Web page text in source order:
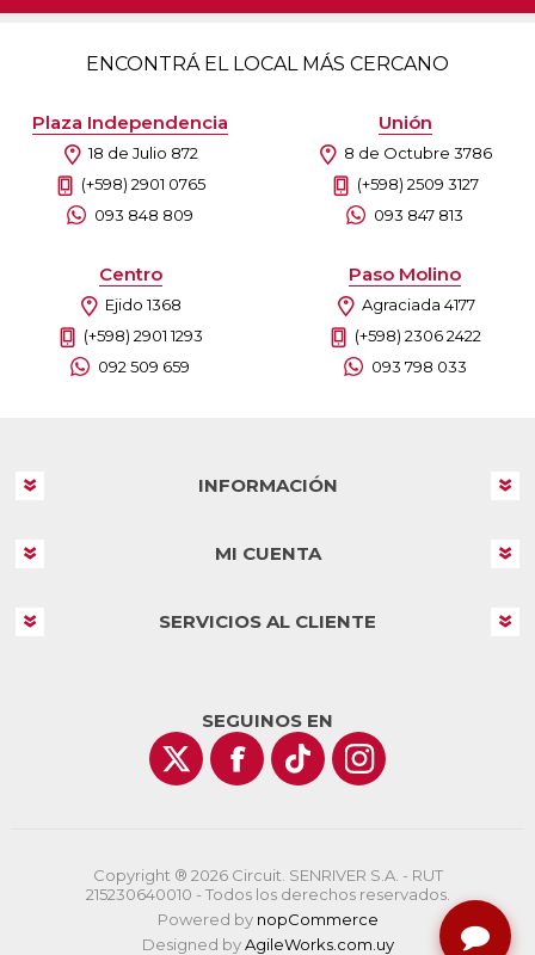
ENCONTRÁ EL LOCAL MÁS CERCANO
Plaza Independencia
18 de Julio 872
(+598) 2901 0765
093 848 809
Unión
8 de Octubre 3786
(+598) 2509 3127
093 847 813
Centro
Ejido 1368
(+598) 2901 1293
092 509 659
Paso Molino
Agraciada 4177
(+598) 2306 2422
093 798 033
INFORMACIÓN
MI CUENTA
SERVICIOS AL CLIENTE
SEGUINOS EN
Copyright ® 2026 Circuit. SENRIVER S.A. - RUT
215230640010 - Todos los derechos reservados.
Powered by nopCommerce
Designed byAgileWorks.com.uy